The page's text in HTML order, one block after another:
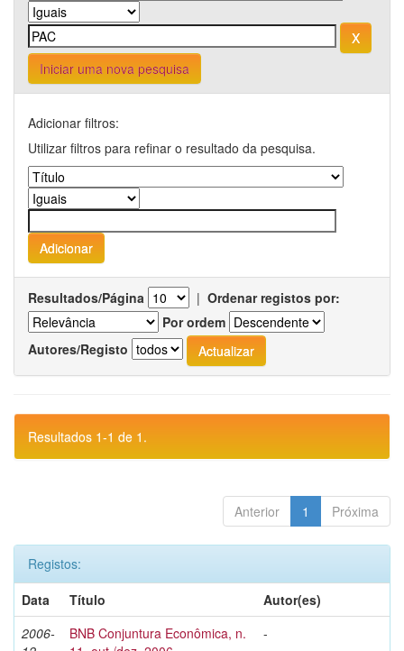
Iniciar uma nova pesquisa
Adicionar filtros:
Utilizar filtros para refinar o resultado da pesquisa.
Resultados/Página | Ordenar registos por:
Por ordem
Autores/Registo
Resultados 1-1 de 1.
Anterior 1 Próxima
Registos:
Data
Título
Autor(es)
2006-
BNB Conjuntura Econômica, n.
-